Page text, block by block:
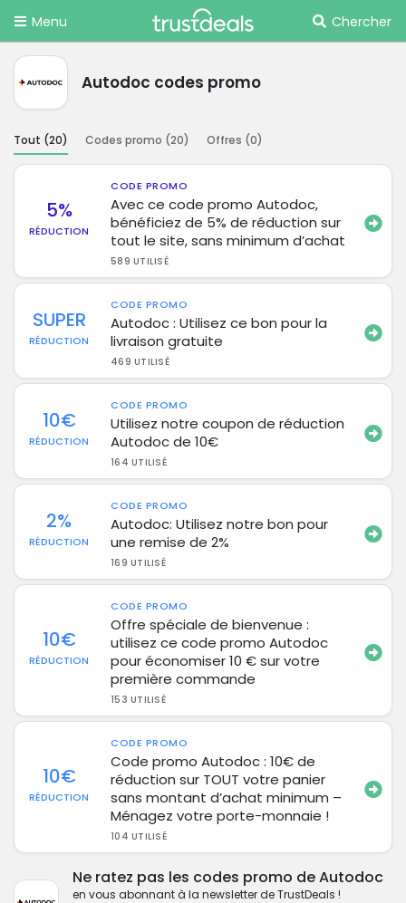
Menu Chercher
Autodoc codes promo
Tout (20) Codes promo (20) Offres (0)
5%
RÉDUCTION
CODE PROMO
Avec ce code promo Autodoc,
bénéficiez de 5% de réduction sur
tout le site, sans minimum d’achat
589 UTILISÉ
SUPER
RÉDUCTION
CODE PROMO
Autodoc : Utilisez ce bon pour la
livraison gratuite
469 UTILISÉ
10€
RÉDUCTION
CODE PROMO
Utilisez notre coupon de réduction
Autodoc de 10€
164 UTILISÉ
2%
RÉDUCTION
CODE PROMO
Autodoc: Utilisez notre bon pour
une remise de 2%
169 UTILISÉ
10€
RÉDUCTION
CODE PROMO
Offre spéciale de bienvenue :
utilisez ce code promo Autodoc
pour économiser 10 € sur votre
première commande
153 UTILISÉ
10€
RÉDUCTION
CODE PROMO
Code promo Autodoc : 10€ de
réduction sur TOUT votre panier
sans montant d’achat minimum –
Ménagez votre porte-monnaie !
104 UTILISÉ
Ne ratez pas les codes promo de Autodoc
en vous abonnant à la newsletter de TrustDeals !